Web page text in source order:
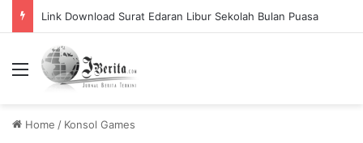
Link Download Surat Edaran Libur Sekolah Bulan Puasa
Menu
Home / Konsol Games